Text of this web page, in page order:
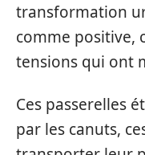
transformation
comme positive,
tensions qui ont
Ces passerelles
par les canuts,